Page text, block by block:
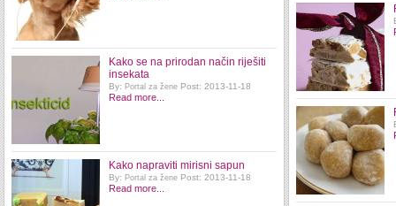
Kako se na prirodan način riješiti
insekata
By: Portal za žene Post: 2013-11-18
Read more...
Kako napraviti mirisni sapun
By: Portal za žene Post: 2013-11-18
Read more...